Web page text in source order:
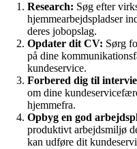
Research: Søg efter
hjemmearbejdspladser
deres jobopslag.
Opdater dit CV: Sørg
på dine
kundeservice.
Forbered dig til
om dine
hjemmefra.
Opbyg en god
produktivt arbejdsmiljø
kan udføre dit